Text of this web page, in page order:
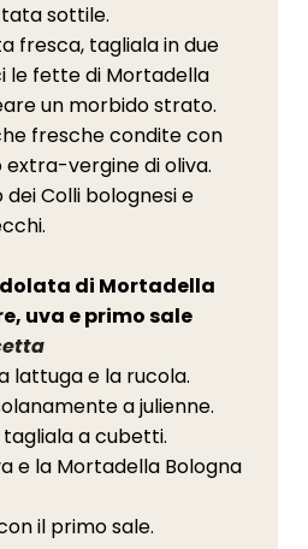
sottile.
fresca, tagliala in due
le fette di Mortadella
un morbido strato.
fresche condite con
extra-vergine di oliva.
dei Colli bolognesi e
di Mortadella
uva e primo sale
lattuga e la rucola.
a julienne.
a cubetti.
e la Mortadella Bologna
il primo sale.